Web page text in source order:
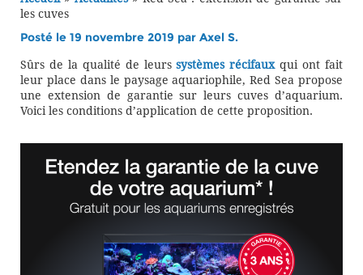
les cuves
Posté le 19 novembre 2019 par Axel S.
Sûrs de la qualité de leurssystèmes récifauxqui ont fait
leur place dans le paysage aquariophile, Red Sea propose
une extension de garantie sur leurs cuves d’aquarium.
Voici les conditions d’application de cette proposition.